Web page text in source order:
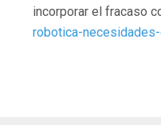
incorporar el fracaso
robotica-